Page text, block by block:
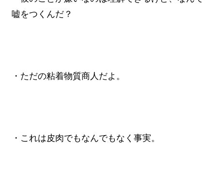
嘘をつくんだ？
・ただの粘着物質商人だよ。
・これは皮肉でもなんでもなく事実。